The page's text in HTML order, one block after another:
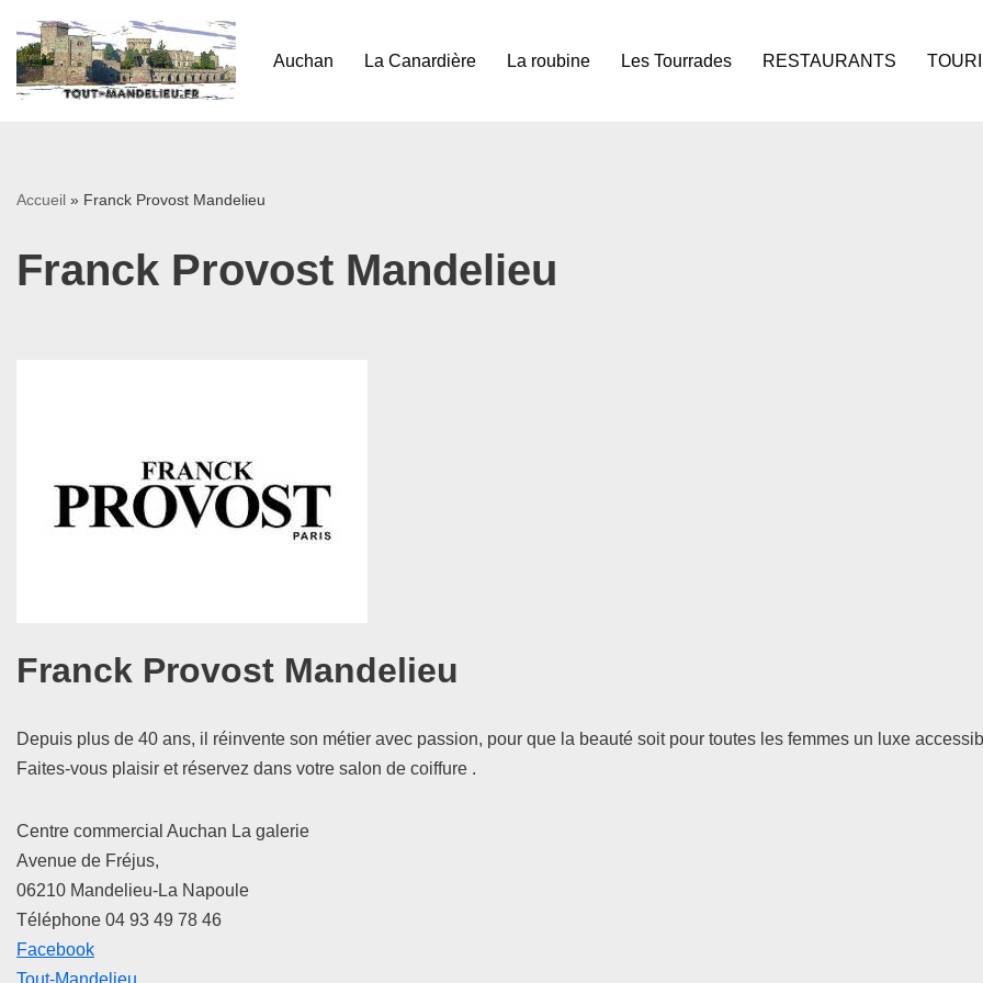
Aller
au
Auchan La Canardière La roubine Les Tourrades RESTAURANTS
Accueil » Franck Provost Mandelieu
Franck Provost Mandelieu
Franck Provost Mandelieu
Depuis plus de 40 ans, il réinvente son métier avec passion, pour que la beauté soit pour toutes les femmes un luxe
Faites-vous plaisir et réservez dans votre salon de coiffure .
Centre commercial Auchan La galerie
Avenue de Fréjus,
06210 Mandelieu-La Napoule
Téléphone 04 93 49 78 46
Facebook
Tout-Mandelieu